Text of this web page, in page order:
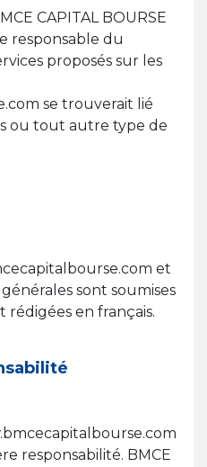
CAPITAL BOURSE
responsable du
proposés sur les
se trouverait lié
ou tout autre type de
et
sont soumises
en français.
responsabilité. BMCE